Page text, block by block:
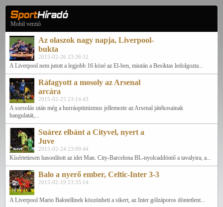
Mobil verzió
Az olaszok nagy napja, Liverpool-
bukta
2015-02-26 23:36:52
A Liverpool nem jutott a legjobb 16 közé az El-ben, miután a Besiktas ledolgozta...
Ráfagyott a mosoly az Arsenal
arcára
2015-02-25 23:14:43
A sorsolás után még a hurráoptimizmus jellemezte az Arsenal játékosainak
hangulatát,...
Suárez elbánt a Cityvel, nyert a
Juve
2015-02-24 23:09:44
Kísértetiesen hasonlított az idei Man. City-Barcelona BL-nyolcaddöntő a tavalyira, a...
Balo a nyerő ember, Celtic-Inter 3-3
2015-02-19 23:35:14
A Liverpool Mario Balotellinek köszönheti a sikert, az Inter gólzáporos döntetlent...